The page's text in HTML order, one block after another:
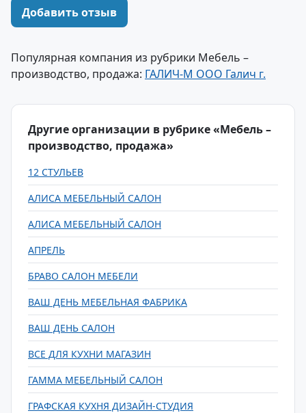
Добавить отзыв
Популярная компания из рубрики Мебель –
производство, продажа: ГАЛИЧ-М ООО Галич г.
Другие организации в рубрике «Мебель –
производство, продажа»
12 СТУЛЬЕВ
АЛИСА МЕБЕЛЬНЫЙ САЛОН
АЛИСА МЕБЕЛЬНЫЙ САЛОН
АПРЕЛЬ
БРАВО САЛОН МЕБЕЛИ
ВАШ ДЕНЬ МЕБЕЛЬНАЯ ФАБРИКА
ВАШ ДЕНЬ САЛОН
ВСЕ ДЛЯ КУХНИ МАГАЗИН
ГАММА МЕБЕЛЬНЫЙ САЛОН
ГРАФСКАЯ КУХНЯ ДИЗАЙН-СТУДИЯ